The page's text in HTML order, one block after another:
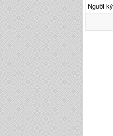
Người ký